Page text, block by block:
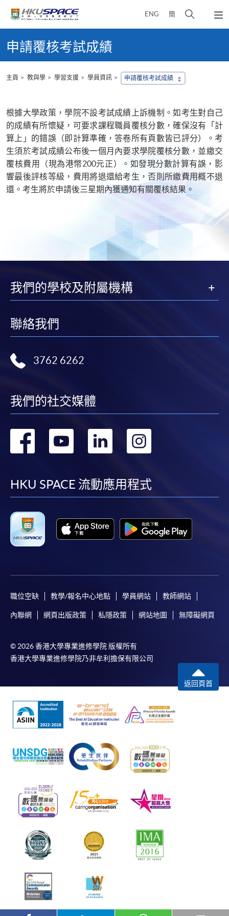
ENG 簡
開
彈
出
單
content
start申請覆核考試成績
主頁 教與學 學習支援 學員資訊 申請覆核考試成績
根據大學政策，學院不設考試成績上訴機制。如考生對自己
的成績有所懷疑，可要求課程職員覆核分數，確保沒有「計
算上」的錯誤（即計算準確，答卷所有頁數皆已評分）。考
生須於考試成績公布後一個月內要求學院覆核分數，並繳交
覆核費用（現為港幣200元正）。如發現分數計算有誤，影
響最後評核等級，費用將退還給考生，否則所繳費用概不退
還。考生將於申請後三星期內獲通知有關覆核結果。
我們的學校及附屬機構
聯絡我們
3762 6262
我們的社交媒體
轉
facebook
轉
youtube
轉
linkedin
轉
HKU SPACE 流動應用程式
職位空缺 教學/報名中心地點 學員網站 教師網站
內聯網 網頁出版政策 私隱政策 網站地圖 無障礙網頁
© 2026 香港大學專業進修學院 版權所有
香港大學專業進修學院乃非牟利擔保有限公司
返回頁首